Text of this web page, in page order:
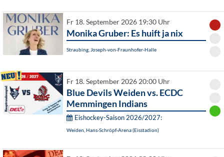
Fr 18. September 2026 19:30 Uhr
Monika Gruber: Es huift ja nix
Straubing, Joseph-von-Fraunhofer-Halle
Fr 18. September 2026 20:00 Uhr
Blue Devils Weiden vs. ECDC
Memmingen Indians
Eishockey-Saison 2026/2027:
Weiden, Hans-Schröpf-Arena (Eisstadion)